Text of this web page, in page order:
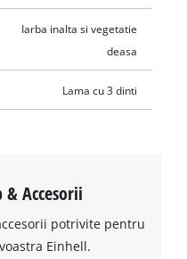
Iarba inalta si vegetatie
deasa
Lama cu 3 dinti
& Accesorii
potrivite pentru
Einhell.